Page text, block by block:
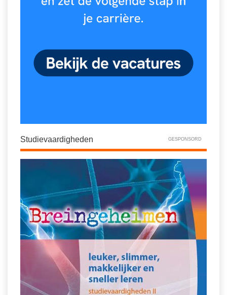
Studievaardigheden GESPONSORD